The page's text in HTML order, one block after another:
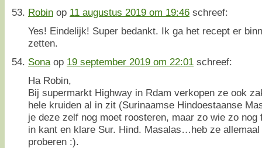
Robin op 11 augustus 2019 om 19:46 schreef:
Yes! Eindelijk! Super bedankt. Ik ga het recept er
zetten.
Sona op 19 september 2019 om 22:01 schreef:
Ha Robin,
Bij supermarkt Highway in Rdam verkopen ze ook
hele kruiden al in zit (Surinaamse Hindoestaanse
je deze zelf nog moet roosteren, maar zo wie zo
in kant en klare Sur. Hind. Masalas…heb ze
proberen :).